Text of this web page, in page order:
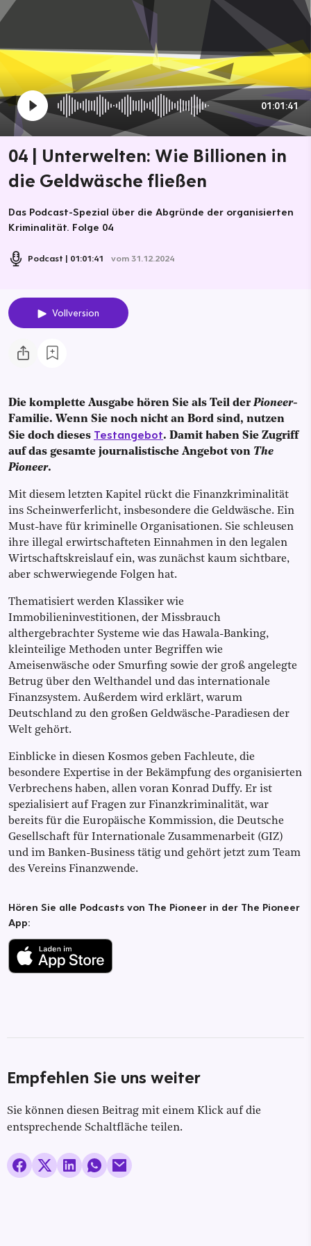
01:01:41
04 | Unterwelten: Wie Billionen in
die Geldwäsche fließen
Das Podcast-Spezial über die Abgründe der organisierten
Kriminalität. Folge 04
Podcast 01:01:41 vom 31.12.2024
Vollversion
Die komplette Ausgabe hören Sie als Teil derPioneer-
Familie. Wenn Sie noch nicht an Bord sind, nutzen
Sie doch dieses Testangebot. Damit haben Sie Zugriff
auf das gesamte journalistische Angebot von The
Pioneer.
Mit diesem letzten Kapitel rückt die Finanzkriminalität
ins Scheinwerferlicht, insbesondere die Geldwäsche. Ein
Must-have für kriminelle Organisationen. Sie schleusen
ihre illegal erwirtschafteten Einnahmen in den legalen
Wirtschaftskreislauf ein, was zunächst kaum sichtbare,
aber schwerwiegende Folgen hat.
Thematisiert werden Klassiker wie
Immobilieninvestitionen, der Missbrauch
althergebrachter Systeme wie das Hawala-Banking,
kleinteilige Methoden unter Begriffen wie
Ameisenwäsche oder Smurfing sowie der groß angelegte
Betrug über den Welthandel und das internationale
Finanzsystem. Außerdem wird erklärt, warum
Deutschland zu den großen Geldwäsche-Paradiesen der
Welt gehört.
Einblicke in diesen Kosmos geben Fachleute, die
besondere Expertise in der Bekämpfung des organisierten
Verbrechens haben, allen voran Konrad Duffy. Er ist
spezialisiert auf Fragen zur Finanzkriminalität, war
bereits für die Europäische Kommission, die Deutsche
Gesellschaft für Internationale Zusammenarbeit (GIZ)
und im Banken-Business tätig und gehört jetzt zum Team
des Vereins Finanzwende.
Hören Sie alle Podcasts von The Pioneer in der The Pioneer
App:
Empfehlen Sie uns weiter
Sie können diesen Beitrag mit einem Klick auf die
entsprechende Schaltfläche teilen.